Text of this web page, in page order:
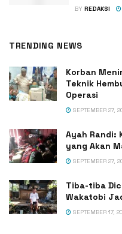
BY REDAKSI
TRENDING NEWS
Korban
Teknik
Operasi
SEPTEMBER 27,
Ayah Randi:
yang Akan
SEPTEMBER 27,
Tiba-tiba
Wakatobi
SEPTEMBER 17,